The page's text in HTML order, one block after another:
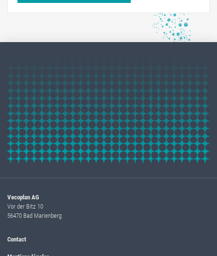
Vecoplan AG
Vor der Bitz 10
56470 Bad Marienberg
Contact